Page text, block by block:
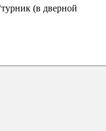
(в дверной